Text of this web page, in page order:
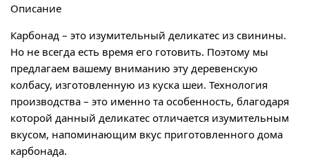
Описание
Карбонад – это изумительный деликатес из свинины.
Но не всегда есть время его готовить. Поэтому мы
предлагаем вашему вниманию эту деревенскую
колбасу, изготовленную из куска шеи. Технология
производства – это именно та особенность, благодаря
которой данный деликатес отличается изумительным
вкусом, напоминающим вкус приготовленного дома
карбонада.